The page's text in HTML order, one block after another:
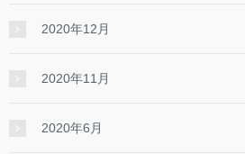
2020年12月
2020年11月
2020年6月